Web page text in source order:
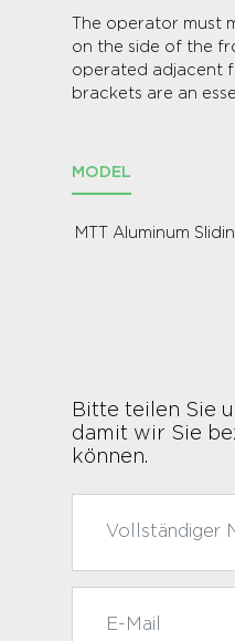
The operator must
on the side of the
operated adjacent
brackets are an
MODEL
MTT Aluminum
Bitte teilen Sie
damit wir Sie
können.